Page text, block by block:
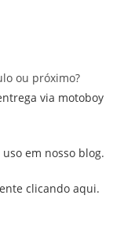
ou próximo?
via motoboy
em nosso blog.
clicando aqui.